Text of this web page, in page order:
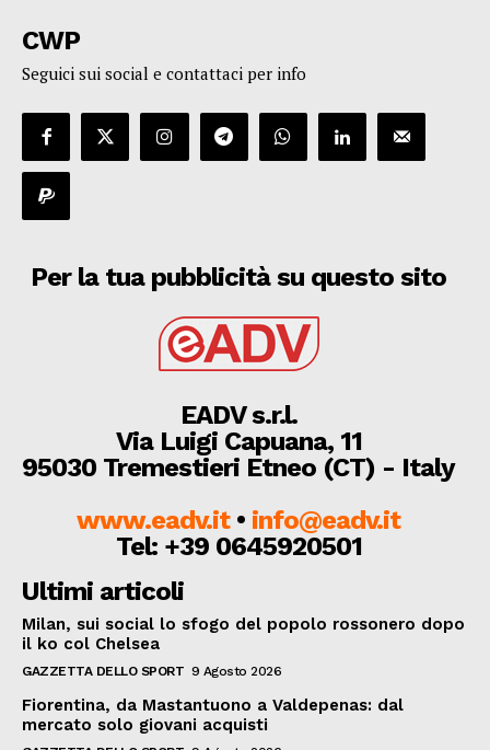
CWP
Seguici sui social e contattaci per info
Per la tua pubblicità su questo sito
EADV s.r.l.
Via Luigi Capuana, 11
95030 Tremestieri Etneo (CT) - Italy
www.eadv.it• info@eadv.it
Tel: +39 0645920501
Ultimi articoli
Milan, sui social lo sfogo del popolo rossonero dopo
il ko col Chelsea
GAZZETTA DELLO SPORT 9 Agosto 2026
Fiorentina, da Mastantuono a Valdepenas: dal
mercato solo giovani acquisti